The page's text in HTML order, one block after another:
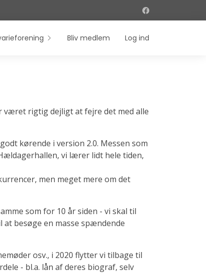
Bliv medlem Log ind
været rigtig dejligt at fejre det med alle
kørende i version 2.0. Messen som
vi lærer lidt hele tiden,
men meget mere om det
som for 10 år siden - vi skal til
besøge en masse spændende
osv., i 2020 flytter vi tilbage til
- bl.a. lån af deres biograf, selv